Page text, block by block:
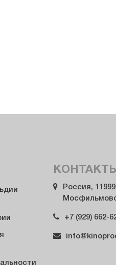
КОНТАКТЫ
Россия,
+7 (929) 662-